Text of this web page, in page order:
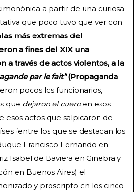
a partir de una curiosa
que poco tuvo que ver con
más extremas del
a fines del XIX una
a través de actos violentos, a la
par le fait”(Propaganda
pocos los funcionarios,
que dejaron el cueroen esos
esos actos que salpicaron de
(entre los que se destacan los
Francisco Fernando en
Isabel de Baviera en Ginebra y
en Buenos Aires) el
y proscripto en los cinco